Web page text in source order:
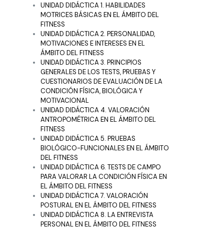
UNIDAD DIDÁCTICA 1. HABILIDADES
MOTRICES BÁSICAS EN EL ÁMBITO DEL
FITNESS
UNIDAD DIDÁCTICA 2. PERSONALIDAD,
MOTIVACIONES E INTERESES EN EL
ÁMBITO DEL FITNESS
UNIDAD DIDÁCTICA 3. PRINCIPIOS
GENERALES DE LOS TESTS, PRUEBAS Y
CUESTIONARIOS DE EVALUACIÓN DE LA
CONDICIÓN FÍSICA, BIOLÓGICA Y
MOTIVACIONAL
UNIDAD DIDÁCTICA 4. VALORACIÓN
ANTROPOMÉTRICA EN EL ÁMBITO DEL
FITNESS
UNIDAD DIDÁCTICA 5. PRUEBAS
BIOLÓGICO-FUNCIONALES EN EL ÁMBITO
DEL FITNESS
UNIDAD DIDÁCTICA 6. TESTS DE CAMPO
PARA VALORAR LA CONDICIÓN FÍSICA EN
EL ÁMBITO DEL FITNESS
UNIDAD DIDÁCTICA 7. VALORACIÓN
POSTURAL EN EL ÁMBITO DEL FITNESS
UNIDAD DIDÁCTICA 8. LA ENTREVISTA
PERSONAL EN EL ÁMBITO DEL FITNESS